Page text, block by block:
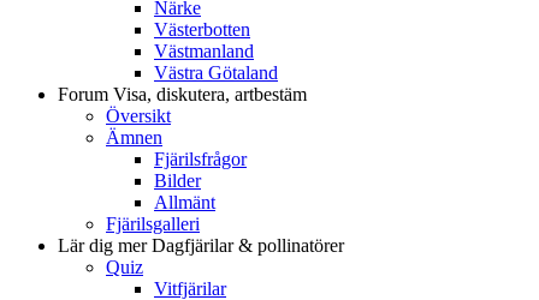
Närke
Västerbotten
Västmanland
Västra Götaland
Forum Visa, diskutera, artbestäm
Översikt
Ämnen
Fjärilsfrågor
Bilder
Allmänt
Fjärilsgalleri
Lär dig merDagfjärilar & pollinatörer
Quiz
Vitfjärilar